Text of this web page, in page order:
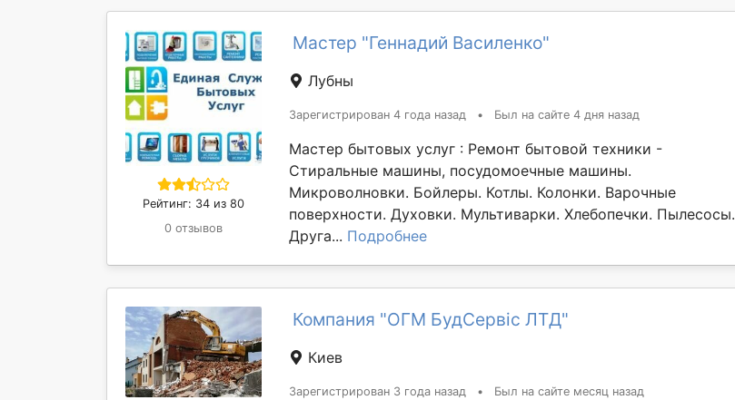
Рейтинг: 34 из 80
0 отзывов
Мастер "Геннадий Василенко"
Лубны
Зарегистрирован 4 года назад • Был на сайте 4 дня назад
Мастер бытовых услуг : Ремонт бытовой техники -
Стиральные машины, посудомоечные машины.
Микроволновки. Бойлеры. Котлы. Колонки. Варочные
поверхности. Духовки. Мультиварки. Хлебопечки. Пылесосы.
Друга... Подробнее
Компания "ОГМ БудСервіс ЛТД"
Киев
Зарегистрирован 3 года назад • Был на сайте месяц назад